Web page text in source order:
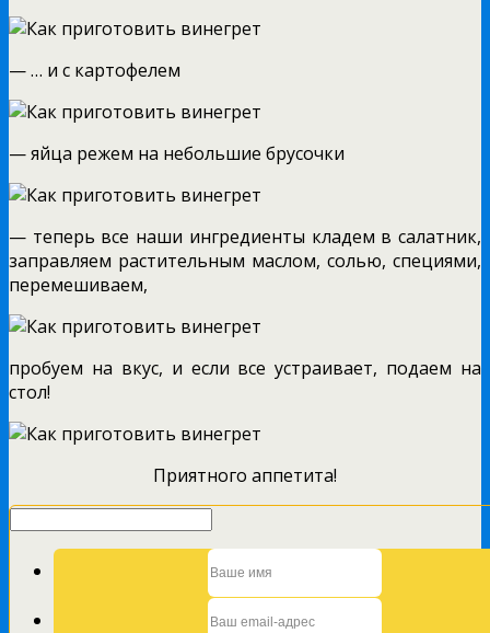
— … и с картофелем
— яйца режем на небольшие брусочки
— теперь все наши ингредиенты кладем в салатник,
заправляем растительным маслом, солью, специями,
перемешиваем,
пробуем на вкус, и если все устраивает, подаем на
стол!
Приятного аппетита!